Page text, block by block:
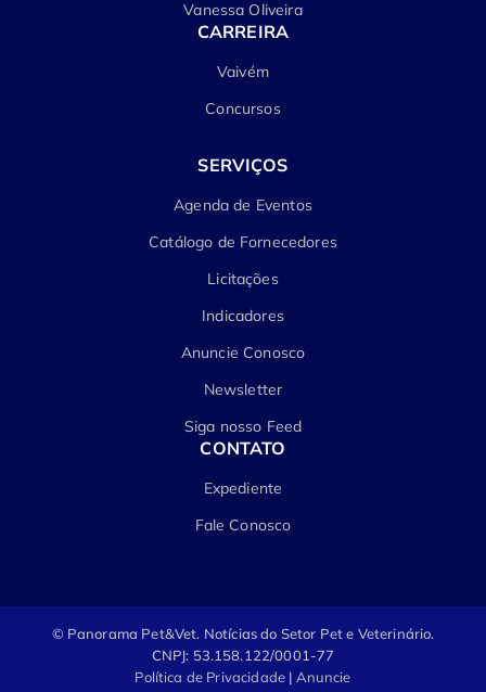
Vanessa Oliveira
CARREIRA
Vaivém
Concursos
SERVIÇOS
Agenda de Eventos
Catálogo de Fornecedores
Licitações
Indicadores
Anuncie Conosco
Newsletter
Siga nosso Feed
CONTATO
Expediente
Fale Conosco
© Panorama Pet&Vet. Notícias do Setor Pet e Veterinário.
CNPJ: 53.158.122/0001-77
Política de Privacidade | Anuncie